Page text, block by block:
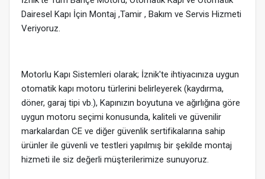
Dairesel Kapı İçin Montaj ,Tamir , Bakım ve Servis Hizmeti
Veriyoruz.
Motorlu Kapı Sistemleri olarak; İznik'te ihtiyacınıza uygun
otomatik kapı motoru türlerini belirleyerek (kaydırma,
döner, garaj tipi vb.), Kapınızın boyutuna ve ağırlığına göre
uygun motoru seçimi konusunda, kaliteli ve güvenilir
markalardan CE ve diğer güvenlik sertifikalarına sahip
ürünler ile güvenli ve testleri yapılmış bir şekilde montaj
hizmeti ile siz değerli müşterilerimize sunuyoruz.